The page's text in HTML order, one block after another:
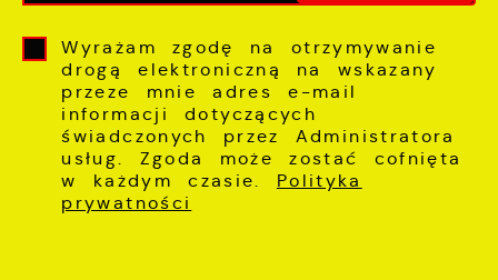
Wyrażam zgodę na otrzymywanie
drogą elektroniczną na wskazany
przeze mnie adres e-mail
informacji dotyczących
świadczonych przez Administratora
usług. Zgoda może zostać cofnięta
w każdym czasie. Polityka
prywatności